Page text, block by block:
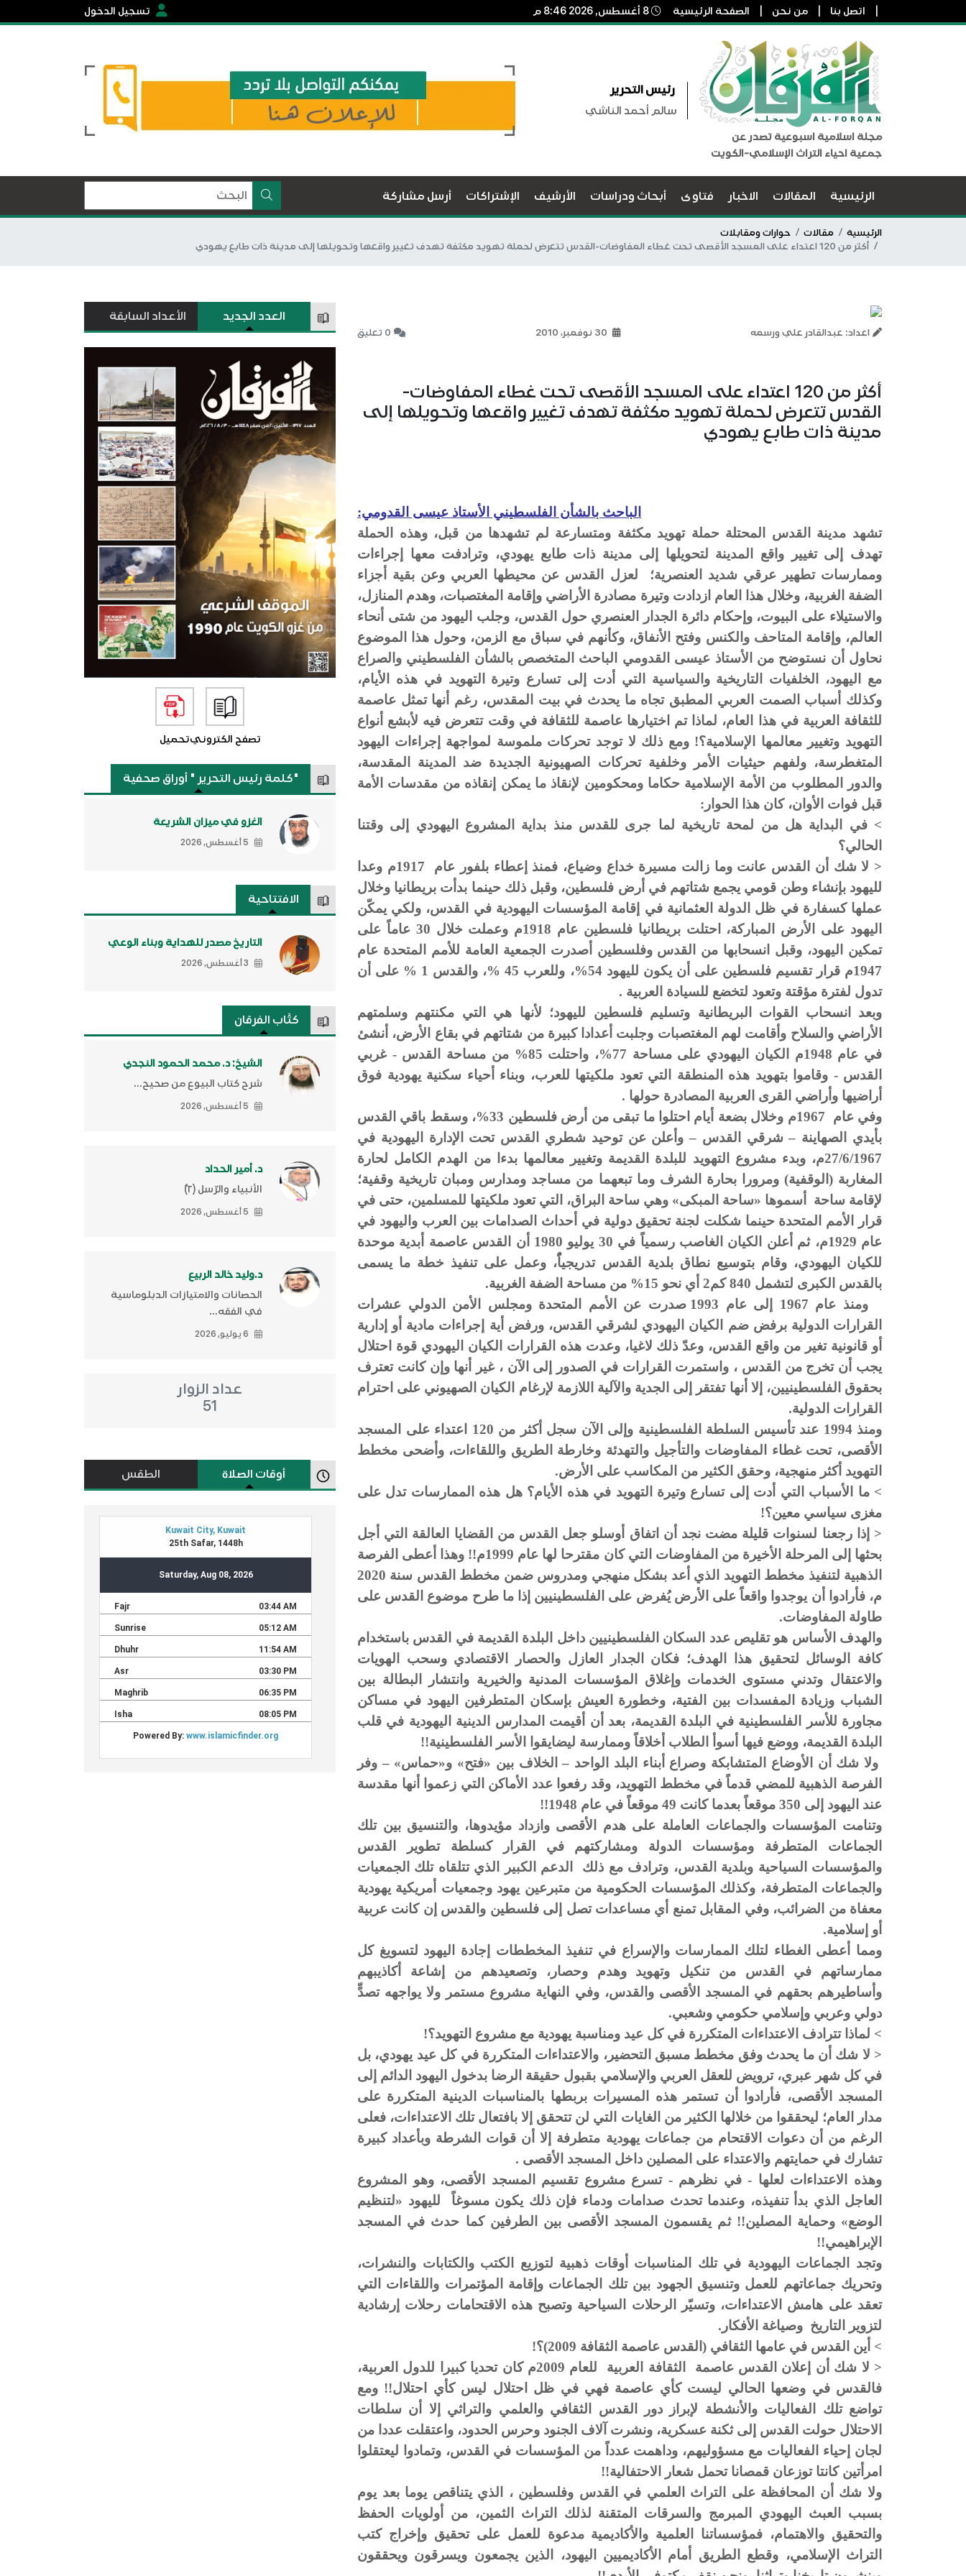
اتصل بنا من نحن الصفحة الرئيسية تسجيل الدخول
مجلة اسلامية اسبوعية تصدر عن
جمعية احياء التراث الإسلامي-الكويت
رئيس التحرير
سالم أحمد الناشي
الرئيسية المقالات الاخبار فتاوى أبحاث ودراسات الأرشيف الإشتراكات أرسل مشاركة
الرئيسية مقالات
حوارات ومقابلات
أكثر من 120 اعتداء على المسجد الأقصى تحت غطاء المفاوضات-القدس تتعرض لحملة تهويد مكثفة تهدف تغيير واقعها وتحويلها إلى مدينة ذات طابع يهودي
اعداد: عبدالقادر علي ورسمه 0 تعليق
أكثر من 120 اعتداء على المسجد الأقصى تحت غطاء المفاوضات-
القدس تتعرض لحملة تهويد مكثفة تهدف تغيير واقعها وتحويلها إلى
مدينة ذات طابع يهودي
الباحث بالشأن الفلسطيني الأستاذ عيسى القدومي:
تشهد مدينة القدس المحتلة حملة تهويد مكثفة ومتسارعة لم تشهدها من قبل، وهذه الحملة
تهدف إلى تغيير واقع المدينة لتحويلها إلى مدينة ذات طابع يهودي، وترادفت معها إجراءات
وممارسات تطهير عرقي شديد العنصرية؛ لعزل القدس عن محيطها العربي وعن بقية أجزاء
الضفة الغربية، وخلال هذا العام ازدادت وتيرة مصادرة الأراضي وإقامة المغتصبات، وهدم المنازل،
والاستيلاء على البيوت، وإحكام دائرة الجدار العنصري حول القدس، وجلب اليهود من شتى أنحاء
العالم، وإقامة المتاحف والكنس وفتح الأنفاق، وكأنهم في سباق مع الزمن، وحول هذا الموضوع
نحاول أن نستوضح من الأستاذ عيسى القدومي الباحث المتخصص بالشأن الفلسطيني والصراع
مع اليهود، الخلفيات التاريخية والسياسية التي أدت إلى تسارع وتيرة التهويد في هذه الأيام،
وكذلك أسباب الصمت العربي المطبق تجاه ما يحدث في بيت المقدس، رغم أنها تمثل عاصمة
للثقافة العربية في هذا العام، لماذا تم اختيارها عاصمة للثقافة في وقت تتعرض فيه لأبشع أنواع
التهويد وتغيير معالمها الإسلامية؟! ومع ذلك لا توجد تحركات ملموسة لمواجهة إجراءات اليهود
المتغطرسة، ولفهم حيثيات الأمر وخلفية تحركات الصهيونية الجديدة ضد المدينة المقدسة،
والدور المطلوب من الأمة الإسلامية حكاما ومحكومين لإنقاذ ما يمكن إنقاذه من مقدسات الأمة
قبل فوات الأوان، كان هذا الحوار:
> في البداية هل من لمحة تاريخية لما جرى للقدس منذ بداية المشروع اليهودي إلى وقتنا
الحالي؟
< لا شك أن القدس عانت وما زالت مسيرة خداع وضياع، فمنذ إعطاء بلفور عام 1917م وعدا
لليهود بإنشاء وطن قومي يجمع شتاتهم في أرض فلسطين، وقبل ذلك حينما بدأت بريطانيا وخلال
عملها كسفارة في ظل الدولة العثمانية في إقامة المؤسسات اليهودية في القدس، ولكي يمكّن
اليهود على الأرض المباركة، احتلت بريطانيا فلسطين عام 1918م وعملت خلال 30 عاماً على
تمكين اليهود، وقبل انسحابها من القدس وفلسطين أصدرت الجمعية العامة للأمم المتحدة عام
1947م قرار تقسيم فلسطين على أن يكون لليهود 54%، وللعرب 45 %، والقدس 1 % على أن
تدول لفترة مؤقتة وتعود لتخضع للسيادة العربية .
وبعد انسحاب القوات البريطانية وتسليم فلسطين لليهود؛ لأنها هي التي مكنتهم وسلمتهم
الأراضي والسلاح وأقامت لهم المغتصبات وجلبت أعدادا كبيرة من شتاتهم في بقاع الأرض، أنشئ
في عام 1948م الكيان اليهودي على مساحة 77%، واحتلت 85% من مساحة القدس - غربي
القدس - وقاموا بتهويد هذه المنطقة التي تعود ملكيتها للعرب، وبناء أحياء سكنية يهودية فوق
أراضيها وأراضي القرى العربية المصادرة حولها .
وفي عام 1967م وخلال بضعة أيام احتلوا ما تبقى من أرض فلسطين 33%، وسقط باقي القدس
بأيدي الصهاينة – شرقي القدس – وأعلن عن توحيد شطري القدس تحت الإدارة اليهودية في
27/6/1967م، وبدء مشروع التهويد للبلدة القديمة وتغيير معالمها بدءا من الهدم الكامل لحارة
المغاربة (الوقفية) ومرورا بحارة الشرف وما تبعهما من مساجد ومدارس ومبان تاريخية وقفية؛
لإقامة ساحة أسموها «ساحة المبكى» وهي ساحة البراق، التي تعود ملكيتها للمسلمين، حتى في
قرار الأمم المتحدة حينما شكلت لجنة تحقيق دولية في أحداث الصدامات بين العرب واليهود في
عام 1929م، ثم أعلن الكيان الغاصب رسمياً في 30 يوليو 1980 أن القدس عاصمة أبدية موحدة
للكيان اليهودي، وقام بتوسيع نطاق بلدية القدس تدريجياًُ، وعمل على تنفيذ خطة ما يسمى
بالقدس الكبرى لتشمل 840 كم2 أي نحو 15% من مساحة الضفة الغربية.
ومنذ عام 1967 إلى عام 1993 صدرت عن الأمم المتحدة ومجلس الأمن الدولي عشرات
القرارات الدولية برفض ضم الكيان اليهودي لشرقي القدس، ورفض أية إجراءات مادية أو إدارية
أو قانونية تغير من واقع القدس، وعدّ ذلك لاغيا، وعدت هذه القرارات الكيان اليهودي قوة احتلال
يجب أن تخرج من القدس ، واستمرت القرارات في الصدور إلى الآن ، غير أنها وإن كانت تعترف
بحقوق الفلسطينيين، إلا أنها تفتقر إلى الجدية والآلية اللازمة لإرغام الكيان الصهيوني على احترام
القرارات الدولية.
ومنذ 1994 عند تأسيس السلطة الفلسطينية وإلى الآن سجل أكثر من 120 اعتداء على المسجد
الأقصى، تحت غطاء المفاوضات والتأجيل والتهدئة وخارطة الطريق واللقاءات، وأضحى مخطط
التهويد أكثر منهجية، وحقق الكثير من المكاسب على الأرض.
> ما الأسباب التي أدت إلى تسارع وتيرة التهويد في هذه الأيام؟ هل هذه الممارسات تدل على
مغزى سياسي معين؟!
< إذا رجعنا لسنوات قليلة مضت نجد أن اتفاق أوسلو جعل القدس من القضايا العالقة التي أجل
بحثها إلى المرحلة الأخيرة من المفاوضات التي كان مقترحا لها عام 1999م!! وهذا أعطى الفرصة
الذهبية لتنفيذ مخطط التهويد الذي أعد بشكل منهجي ومدروس ضمن مخطط القدس سنة 2020
م، فأرادوا أن يوجدوا واقعاً على الأرض يُفرض على الفلسطينيين إذا ما طرح موضوع القدس على
طاولة المفاوضات.
والهدف الأساس هو تقليص عدد السكان الفلسطينيين داخل البلدة القديمة في القدس باستخدام
كافة الوسائل لتحقيق هذا الهدف؛ فكان الجدار العازل والحصار الاقتصادي وسحب الهويات
والاعتقال وتدني مستوى الخدمات وإغلاق المؤسسات المدنية والخيرية وانتشار البطالة بين
الشباب وزيادة المفسدات بين الفتية، وخطورة العيش بإسكان المتطرفين اليهود في مساكن
مجاورة للأسر الفلسطينية في البلدة القديمة، بعد أن أقيمت المدارس الدينية اليهودية في قلب
البلدة القديمة، ووضع فيها أسوأ الطلاب أخلاقاً وممارسة ليضايقوا الأسر الفلسطينية!!
ولا شك أن الأوضاع المتشابكة وصراع أبناء البلد الواحد – الخلاف بين «فتح» و«حماس» – وفر
الفرصة الذهبية للمضي قدماً في مخطط التهويد، وقد رفعوا عدد الأماكن التي زعموا أنها مقدسة
عند اليهود إلى 350 موقعاً بعدما كانت 49 موقعاً في عام 1948!!
وتنامت المؤسسات والجماعات العاملة على هدم الأقصى وازداد مؤيدوها، والتنسيق بين تلك
الجماعات المتطرفة ومؤسسات الدولة ومشاركتهم في القرار كسلطة تطوير القدس
والمؤسسات السياحية وبلدية القدس، وترادف مع ذلك الدعم الكبير الذي تتلقاه تلك الجمعيات
والجماعات المتطرفة، وكذلك المؤسسات الحكومية من متبرعين يهود وجمعيات أمريكية يهودية
معفاة من الضرائب، وفي المقابل تمنع أي مساعدات تصل إلى فلسطين والقدس إن كانت عربية
أو إسلامية.
ومما أعطى الغطاء لتلك الممارسات والإسراع في تنفيذ المخططات إجادة اليهود لتسويغ كل
ممارساتهم في القدس من تنكيل وتهويد وهدم وحصار، وتصعيدهم من إشاعة أكاذيبهم
وأساطيرهم بحقهم في المسجد الأقصى والقدس، وفي النهاية مشروع مستمر ولا يواجهه تصدٍّ
دولي وعربي وإسلامي حكومي وشعبي.
> لماذا تترادف الاعتداءات المتكررة في كل عيد ومناسبة يهودية مع مشروع التهويد؟!
< لا شك أن ما يحدث وفق مخطط مسبق التحضير، والاعتداءات المتكررة في كل عيد يهودي، بل
في كل شهر عبري، ترويض للعقل العربي والإسلامي بقبول حقيقة الرضا بدخول اليهود الدائم إلى
المسجد الأقصى، فأرادوا أن تستمر هذه المسيرات بربطها بالمناسبات الدينية المتكررة على
مدار العام؛ ليحققوا من خلالها الكثير من الغايات التي لن تتحقق إلا بافتعال تلك الاعتداءات، فعلى
الرغم من أن دعوات الاقتحام من جماعات يهودية متطرفة إلا أن قوات الشرطة وبأعداد كبيرة
تشارك في حمايتهم والاعتداء على المصلين داخل المسجد الأقصى .
وهذه الاعتداءات لعلها - في نظرهم - تسرع مشروع تقسيم المسجد الأقصى، وهو المشروع
العاجل الذي بدأ تنفيذه، وعندما تحدث صدامات ودماء فإن ذلك يكون مسوغاً لليهود «لتنظيم
الوضع» وحماية المصلين!! ثم يقسمون المسجد الأقصى بين الطرفين كما حدث في المسجد
الإبراهيمي!!
وتجد الجماعات اليهودية في تلك المناسبات أوقات ذهبية لتوزيع الكتب والكتابات والنشرات،
وتحريك جماعاتهم للعمل وتنسيق الجهود بين تلك الجماعات وإقامة المؤتمرات واللقاءات التي
تعقد على هامش الاعتداءات، وتسيّر الرحلات السياحية وتصبح هذه الاقتحامات رحلات إرشادية
لتزوير التاريخ وصياغة الأفكار.
> أين القدس في عامها الثقافي (القدس عاصمة الثقافة 2009)؟!
< لا شك أن إعلان القدس عاصمة الثقافة العربية للعام 2009م كان تحديا كبيرا للدول العربية،
فالقدس في وضعها الحالي ليست كأي عاصمة فهي في ظل احتلال ليس كأي احتلال!! ومع
تواضع تلك الفعاليات والأنشطة لإبراز دور القدس الثقافي والعلمي والتراثي إلا أن سلطات
الاحتلال حولت القدس إلى ثكنة عسكرية، ونشرت آلاف الجنود وحرس الحدود، واعتقلت عددا من
لجان إحياء الفعاليات مع مسؤوليهم، وداهمت عدداً من المؤسسات في القدس، وتمادوا ليعتقلوا
امرأتين كانتا توزعان قمصانا تحمل شعار الاحتفالية!!
ولا شك أن المحافظة على التراث العلمي في القدس وفلسطين ، الذي يتناقص يوما بعد يوم
بسبب العبث اليهودي المبرمج والسرقات المتقنة لذلك التراث الثمين، من أولويات الحفظ
والتحقيق والاهتمام، فمؤسساتنا العلمية والأكاديمية مدعوة للعمل على تحقيق وإخراج كتب
التراث الإسلامي، وقطع الطريق أمام الأكاديميين اليهود، الذين يجمعون ويسرقون ويحققون
العدد الجديد الأعداد السابقة
تصفح الكترونيتحميل
"كلمة رئيس التحرير " أوراق صحفية
الغزو في ميزان الشريعة
5 أغسطس, 2026
الافتتاحية
التاريخ مصدر للهداية وبناء الوعي
3 أغسطس, 2026
كتَّاب الفرقان
الشيخ: د. محمد الحمود النجدي
شرح كتاب البيوع من صحيح...
5 أغسطس, 2026
د. أمير الحداد
الأنبياء والرّسل (٢)ّ
5 أغسطس, 2026
د.وليد خالد الربيع
الحصانات والامتيازات الدبلوماسية
في الفقه...
6 يوليو, 2026
عداد الزوار
51
أوقات الصلاة الطقس